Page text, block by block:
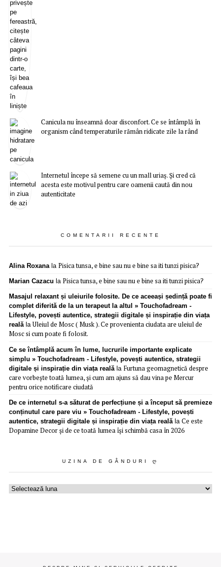
Canicula nu înseamnă doar disconfort. Ce se întâmplă în
organism când temperaturile rămân ridicate zile la rând
Internetul începe să semene cu un mall uriaș. Și cred că
acesta este motivul pentru care oamenii caută din nou
autenticitate
COMENTARII RECENTE
Alina Roxanala Pisica tunsa, e bine sau nu e bine sa iti tunzi pisica?
Marian Cazacu la Pisica tunsa, e bine sau nu e bine sa iti tunzi pisica?
Masajul relaxant și uleiurile folosite. De ce aceeași ședință poate fi
complet diferită de la un terapeut la altul » Touchofadream -
Lifestyle, povești autentice, strategii digitale și inspirație din viața
realălaUleiul de Mosc ( Musk ). Ce provenienta ciudata are uleiul de
Mosc si cum poate fi folosit.
Ce se întâmplă acum în lume, lucrurile importante explicate
simplu » Touchofadream - Lifestyle, povești autentice, strategii
digitale și inspirație din viața realăla Furtuna geomagnetică despre
care vorbește toată lumea, și cum am ajuns să dau vina pe Mercur
pentru orice notificare ciudată
De ce internetul s-a săturat de perfecțiune și a început să premieze
conținutul care pare viu » Touchofadream - Lifestyle, povești
autentice, strategii digitale și inspirație din viața realăla Ce este
Dopamine Decor și de ce toată lumea își schimbă casa în 2026
UZINA DE GÂNDURI Ღ
Uzina